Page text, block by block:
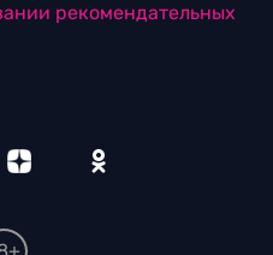
рекомендательных